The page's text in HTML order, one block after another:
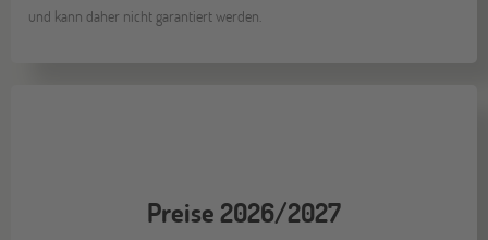
und kann daher nicht garantiert werden.
Preise 2026/2027